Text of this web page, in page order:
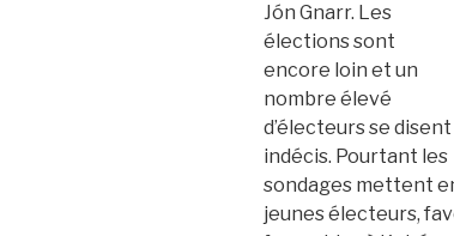
Jón Gnarr. Les
élections sont
encore loin et un
nombre élevé
d’électeurs se disent
indécis. Pourtant les
sondages mettent
jeunes électeurs,